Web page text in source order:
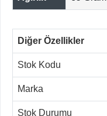
Diğer Özellikler
Stok Kodu
Marka
Stok Durumu